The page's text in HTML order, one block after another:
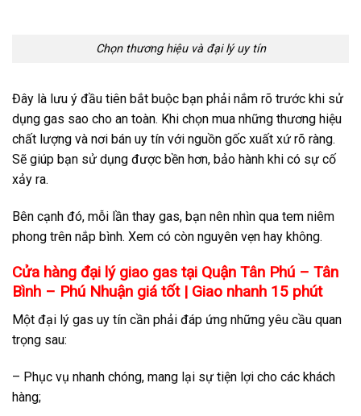
Chọn thương hiệu và đại lý uy tín
Đây là lưu ý đầu tiên bắt buộc bạn phải nắm rõ trước khi sử
dụng gas sao cho an toàn. Khi chọn mua những thương hiệu
chất lượng và nơi bán uy tín với nguồn gốc xuất xứ rõ ràng.
Sẽ giúp bạn sử dụng được bền hơn, bảo hành khi có sự cố
xảy ra.
Bên cạnh đó, mỗi lần thay gas, bạn nên nhìn qua tem niêm
phong trên nắp bình. Xem có còn nguyên vẹn hay không.
Cửa hàng đại lý giao gas tại Quận Tân Phú – Tân
Bình – Phú Nhuận giá tốt | Giao nhanh 15 phút
Một đại lý gas uy tín cần phải đáp ứng những yêu cầu quan
trọng sau:
– Phục vụ nhanh chóng, mang lại sự tiện lợi cho các khách
hàng;